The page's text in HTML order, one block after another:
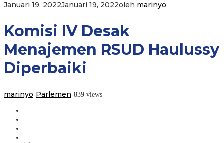
Januari 19, 2022Januari 19, 2022oleh marinyo
Komisi IV Desak
Menajemen RSUD Haulussy
Diperbaiki
marinyo-Parlemen-839 views